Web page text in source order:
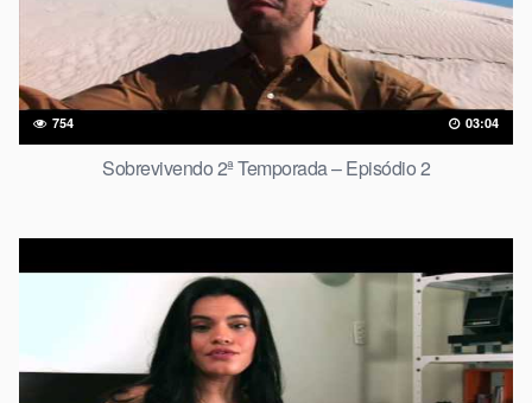
754 03:04
Sobrevivendo 2ª Temporada – Episódio 2